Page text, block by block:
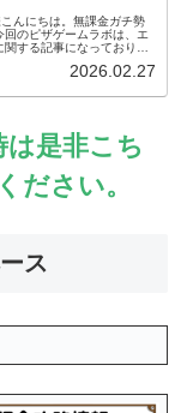
んにちは。無課金ガチ勢
のピザゲームラボは、エ
する記事になっておりま
が迷…
2026.02.27
是非こち
ださい。
ス